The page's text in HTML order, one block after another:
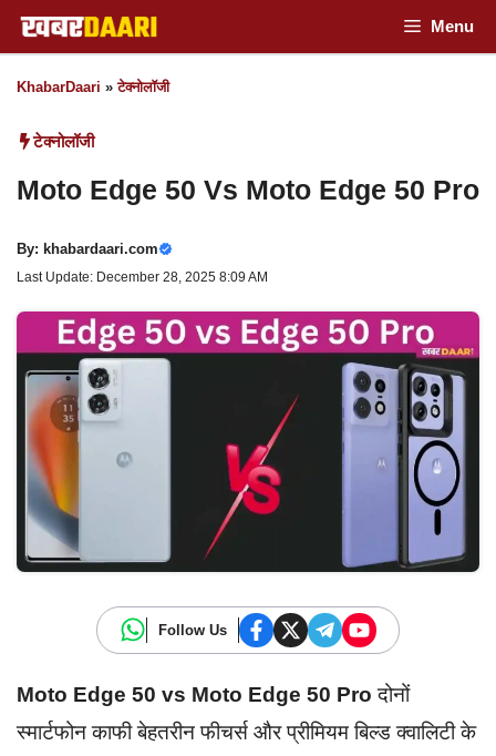
Skip
to
content
Menu
KhabarDaari »टेक्नोलॉजी
टेक्नोलॉजी
Moto Edge 50 Vs Moto Edge 50 Pro
By: khabardaari.com
Last Update: December 28, 2025 8:09 AM
Follow Us
Moto Edge 50 vs Moto Edge 50 Pro दोनों
स्मार्टफोन काफी बेहतरीन फीचर्स और प्रीमियम बिल्ड क्वालिटी के